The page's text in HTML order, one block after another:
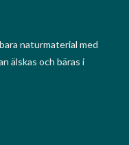
naturmaterial med
älskas och bäras i